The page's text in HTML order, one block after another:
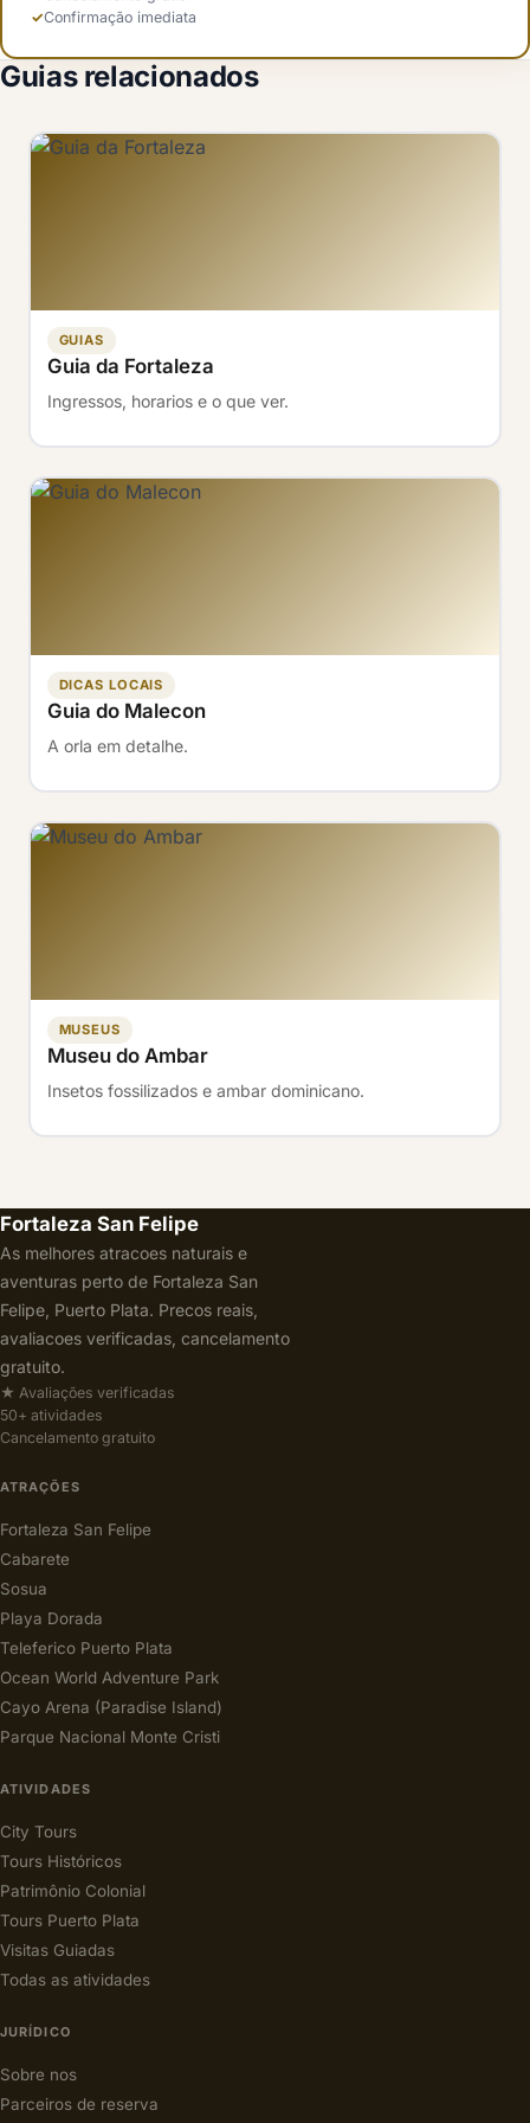
Confirmação imediata
Guias relacionados
GUIAS
Guia da Fortaleza
Ingressos, horarios e o que ver.
DICAS LOCAIS
Guia do Malecon
A orla em detalhe.
MUSEUS
Museu do Ambar
Insetos fossilizados e ambar dominicano.
Fortaleza San Felipe
As melhores atracoes naturais e
aventuras perto de Fortaleza San
Felipe, Puerto Plata. Precos reais,
avaliacoes verificadas, cancelamento
gratuito.
★ Avaliações verificadas
50+ atividades
Cancelamento gratuito
ATRAÇÕES
Fortaleza San Felipe
Cabarete
Sosua
Playa Dorada
Teleferico Puerto Plata
Ocean World Adventure Park
Cayo Arena (Paradise Island)
Parque Nacional Monte Cristi
ATIVIDADES
City Tours
Tours Históricos
Patrimônio Colonial
Tours Puerto Plata
Visitas Guiadas
Todas as atividades
JURÍDICO
Sobre nos
Parceiros de reserva